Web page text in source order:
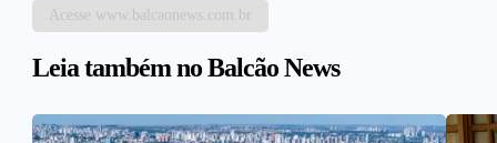
Acesse www.balcaonews.com.br
Leia também no Balcão News